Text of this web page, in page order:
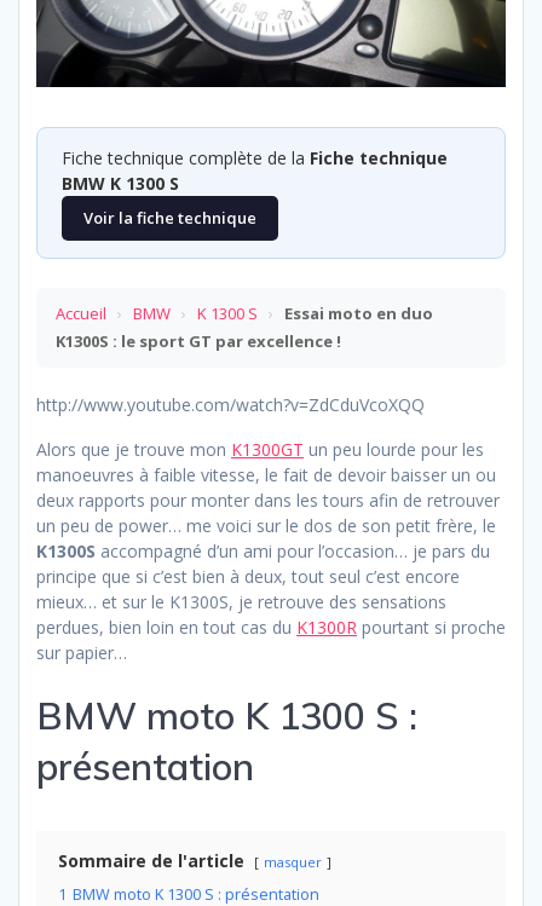
Fiche technique complète de la Fiche technique
BMW K 1300 S
Voir la fiche technique
Accueil › BMW › K 1300 S ›
Essai moto en duo
K1300S : le sport GT par excellence !
http://www.youtube.com/watch?v=ZdCduVcoXQQ
Alors que je trouve mon K1300GT un peu lourde pour les
manoeuvres à faible vitesse, le fait de devoir baisser un ou
deux rapports pour monter dans les tours afin de retrouver
un peu de power… me voici sur le dos de son petit frère, le
K1300S accompagné d’un ami pour l’occasion… je pars du
principe que si c’est bien à deux, tout seul c’est encore
mieux… et sur le K1300S, je retrouve des sensations
perdues, bien loin en tout cas du K1300R pourtant si proche
sur papier…
BMW moto K 1300 S :
présentation
Sommaire de l'article masquer
1 BMW moto K 1300 S : présentation